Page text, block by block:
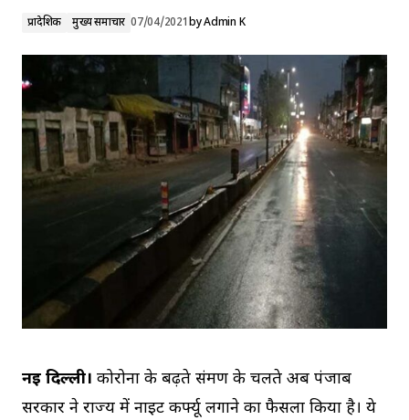
प्रादेशिक मुख्य समाचार 07/04/2021byAdmin K
नई दिल्ली। कोरोना के बढ़ते संक्रमण के चलते अब पंजाब
सरकार ने राज्य में नाइट कर्फ्यू लगाने का फैसला किया है। ये